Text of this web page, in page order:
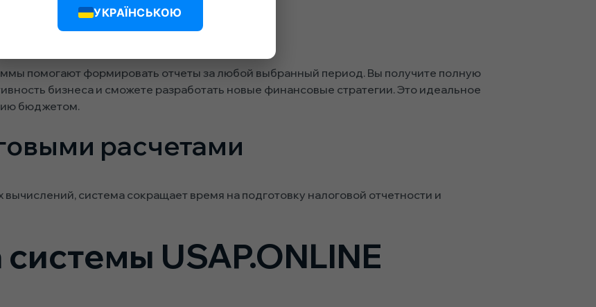
помогают формировать отчеты за любой выбранный период. Вы получите полную
бизнеса и сможете разработать новые финансовые стратегии. Это идеальное
бюджетом.
расчетами
система сокращает время на подготовку налоговой отчетности и
USAP.ONLINE
УКРАЇНСЬКОЮ